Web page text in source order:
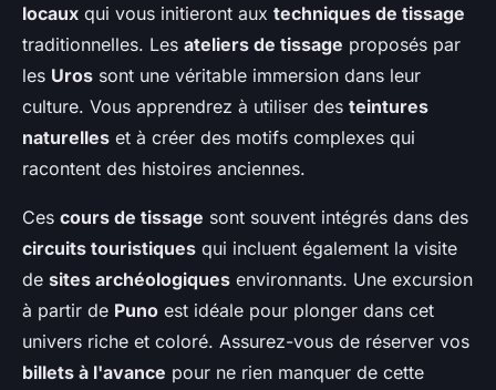
locaux qui vous initieront aux techniques de tissage
traditionnelles. Les ateliers de tissage proposés par
les Uros sont une véritable immersion dans leur
culture. Vous apprendrez à utiliser des teintures
naturelles et à créer des motifs complexes qui
racontent des histoires anciennes.
Ces cours de tissage sont souvent intégrés dans des
circuits touristiques qui incluent également la visite
de sites archéologiques environnants. Une excursion
à partir de Puno est idéale pour plonger dans cet
univers riche et coloré. Assurez-vous de réserver vos
billets à l'avance pour ne rien manquer de cette